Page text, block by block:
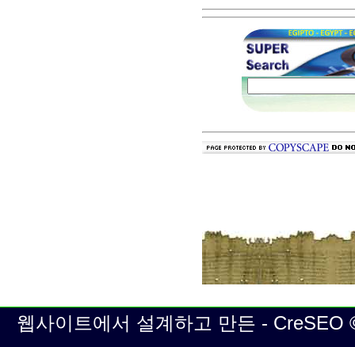
웹사이트에서 설계하고 만든 -